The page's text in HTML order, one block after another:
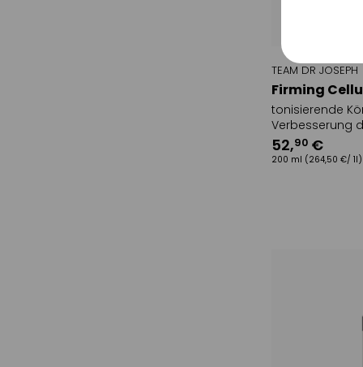
TEAM DR JOSEPH
Firming
tonisierende
Verbesserung
52,90 €
200 ml (264,50 €/ 1l)